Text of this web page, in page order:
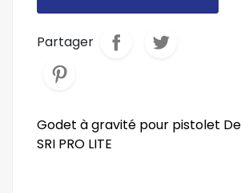
Partager
Godet à gravité pour pistolet
SRI PRO LITE